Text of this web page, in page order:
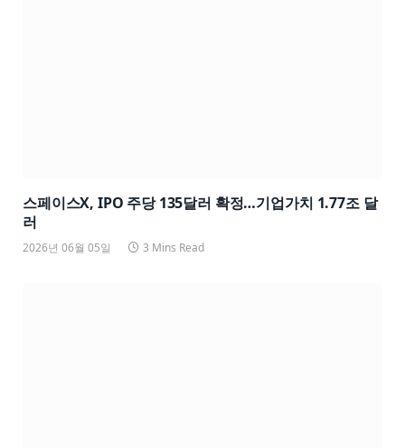
스페이스X, IPO 주당 135달러 확정…기업가치 1.77조 달
러
2026년 06월 05일 3 Mins Read